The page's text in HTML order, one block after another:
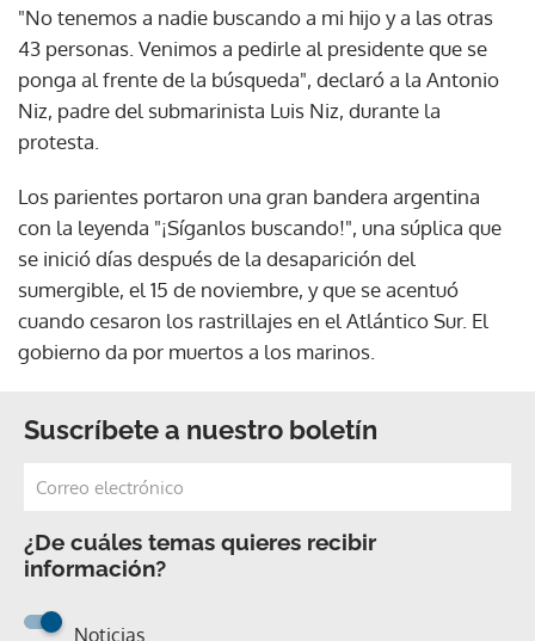
"No tenemos a nadie buscando a mi hijo y a las otras
43 personas. Venimos a pedirle al presidente que se
ponga al frente de la búsqueda", declaró a la Antonio
Niz, padre del submarinista Luis Niz, durante la
protesta.
Los parientes portaron una gran bandera argentina
con la leyenda "¡Síganlos buscando!", una súplica que
se inició días después de la desaparición del
sumergible, el 15 de noviembre, y que se acentuó
cuando cesaron los rastrillajes en el Atlántico Sur. El
gobierno da por muertos a los marinos.
Suscríbete a nuestro boletín
¿De cuáles temas quieres recibir
información?
Noticias